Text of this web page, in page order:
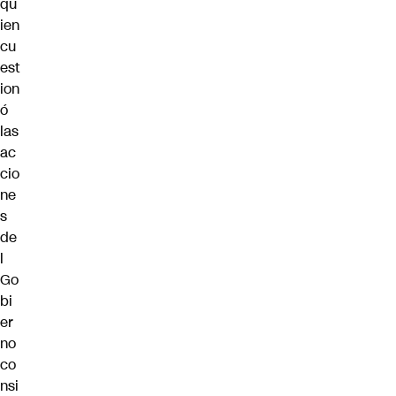
ien
cu
est
ion
ó
las
ac
cio
ne
s
de
l
Go
bi
er
no
co
nsi